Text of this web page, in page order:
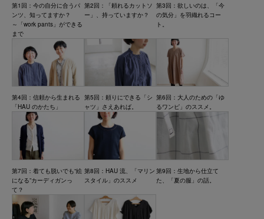
第1回：今の自分に合うパ
ンツ、知ってますか？
～「work pants」ができる
まで
第2回：「頼れるカットソ
ー」、持っていますか？
第3回：欲しいのは、「今
の気分」を羽織れるコー
ト。
第4回：信頼から生まれる
「HAU のかたち」
第5回：頼りにできる「シ
ャツ」さえあれば。
第6回：大人のための「ゆ
るワンピ」のススメ。
第7回：着ても脱いでも“絵
になる”カーディガンっ
て？
第8回：HAU 流、「マリン
スタイル」のススメ
第9回：生地から仕立て
た、「夏の服」の話。